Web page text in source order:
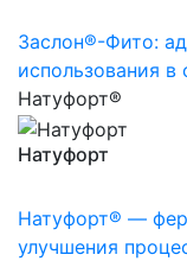
Заслон®-Фито:
использования в
Натуфорт®
Натуфорт
Натуфорт® —
улучшения